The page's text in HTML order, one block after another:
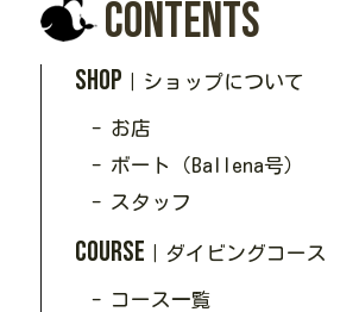
Contents
SHOP ｜ショップについて
- お店
- ボート（Ballena号）
- スタッフ
Course ｜ダイビングコース
- コース一覧